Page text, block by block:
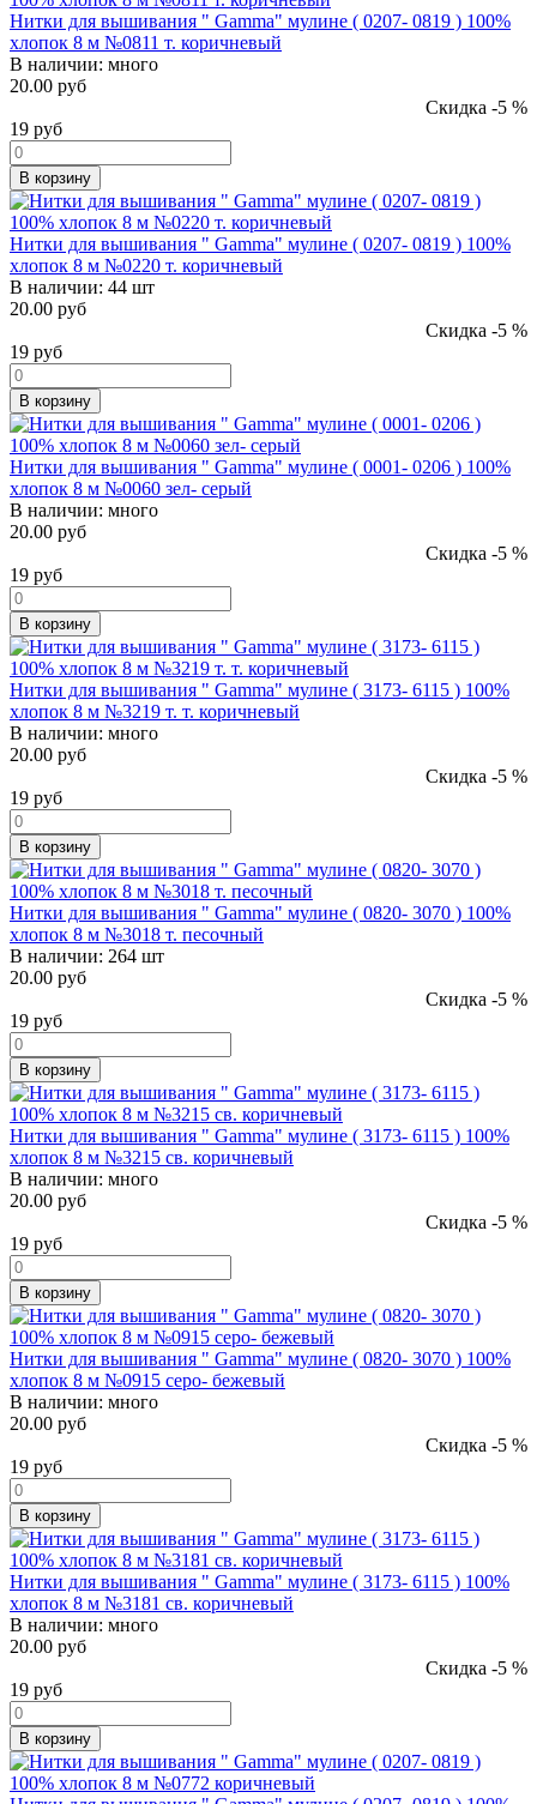
Нитки для вышивания " Gamma" мулине ( 0207- 0819 ) 100%
хлопок 8 м №0811 т. коричневый
В наличии: много
20.00 руб
Скидка -5 %
19 руб
В корзину
Нитки для вышивания " Gamma" мулине ( 0207- 0819 ) 100%
хлопок 8 м №0220 т. коричневый
В наличии: 44 шт
20.00 руб
Скидка -5 %
19 руб
В корзину
Нитки для вышивания " Gamma" мулине ( 0001- 0206 ) 100%
хлопок 8 м №0060 зел- серый
В наличии: много
20.00 руб
Скидка -5 %
19 руб
В корзину
Нитки для вышивания " Gamma" мулине ( 3173- 6115 ) 100%
хлопок 8 м №3219 т. т. коричневый
В наличии: много
20.00 руб
Скидка -5 %
19 руб
В корзину
Нитки для вышивания " Gamma" мулине ( 0820- 3070 ) 100%
хлопок 8 м №3018 т. песочный
В наличии: 264 шт
20.00 руб
Скидка -5 %
19 руб
В корзину
Нитки для вышивания " Gamma" мулине ( 3173- 6115 ) 100%
хлопок 8 м №3215 св. коричневый
В наличии: много
20.00 руб
Скидка -5 %
19 руб
В корзину
Нитки для вышивания " Gamma" мулине ( 0820- 3070 ) 100%
хлопок 8 м №0915 серо- бежевый
В наличии: много
20.00 руб
Скидка -5 %
19 руб
В корзину
Нитки для вышивания " Gamma" мулине ( 3173- 6115 ) 100%
хлопок 8 м №3181 св. коричневый
В наличии: много
20.00 руб
Скидка -5 %
19 руб
В корзину